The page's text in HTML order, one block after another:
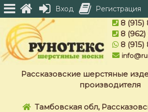
content
8 (915)
8
8 (915)
Рассказовские шерстяные
производителя
Тамбовская обл,
Вход Регистрация